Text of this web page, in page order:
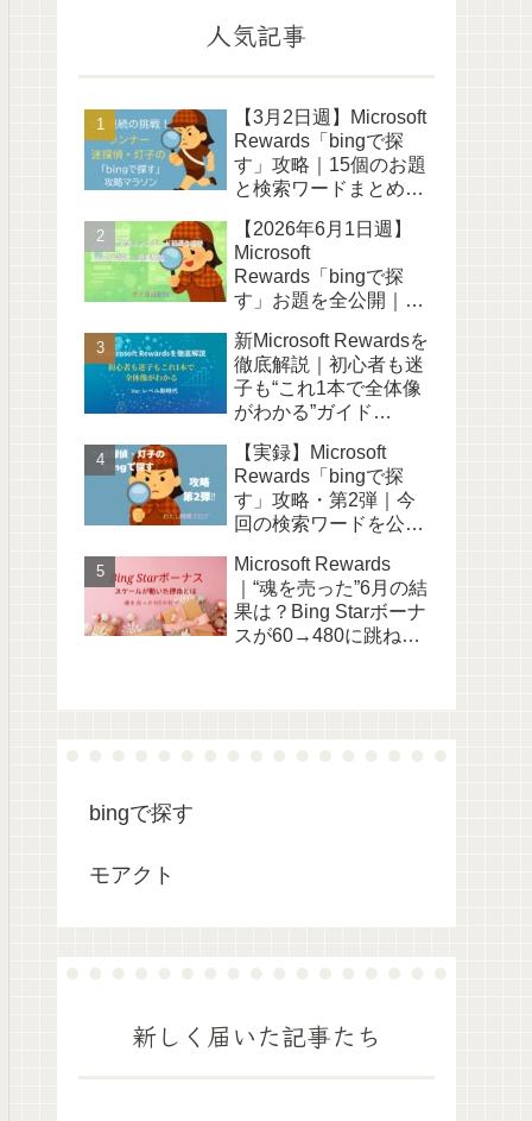
人気記事
【3月2日週】Microsoft
Rewards「bingで探
す」攻略｜15個のお題
と検索ワードまとめ
【2026年6月1日週】
Microsoft
Rewards「bingで探
す」お題を全公開｜新
実録レポ｜ポイ活日記
31
新Microsoft Rewardsを
徹底解説｜初心者も迷
子も“これ1本で全体像
がわかる”ガイド
【実録】Microsoft
Rewards「bingで探
す」攻略・第2弾｜今
回の検索ワードを公開
Microsoft Rewards
｜“魂を売った”6月の結
果は？Bing Starボーナ
スが60→480に跳ね上
bingで探す
モアクト
新しく届いた記事たち